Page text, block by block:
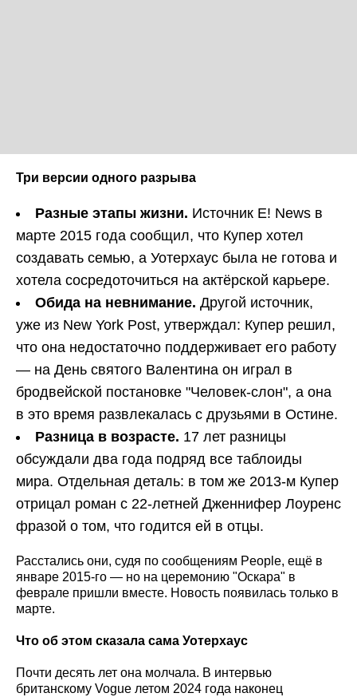
Три версии одного разрыва
Разные этапы жизни. Источник E! News в
марте 2015 года сообщил, что Купер хотел
создавать семью, а Уотерхаус была не готова и
хотела сосредоточиться на актёрской карьере.
Обида на невнимание. Другой источник,
уже из New York Post, утверждал: Купер решил,
что она недостаточно поддерживает его работу
— на День святого Валентина он играл в
бродвейской постановке "Человек-слон", а она
в это время развлекалась с друзьями в Остине.
Разница в возрасте. 17 лет разницы
обсуждали два года подряд все таблоиды
мира. Отдельная деталь: в том же 2013-м Купер
отрицал роман с 22-летней Дженнифер Лоуренс
фразой о том, что годится ей в отцы.
Расстались они, судя по сообщениям People, ещё в
январе 2015-го — но на церемонию "Оскара" в
феврале пришли вместе. Новость появилась только в
марте.
Что об этом сказала сама Уотерхаус
Почти десять лет она молчала. В интервью
британскому Vogue летом 2024 года наконец